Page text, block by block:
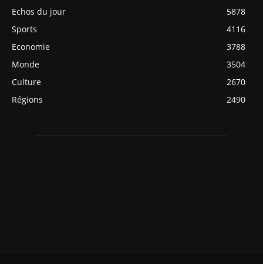
Echos du jour
5878
Sports
4116
Economie
3788
Monde
3504
Culture
2670
Régions
2490